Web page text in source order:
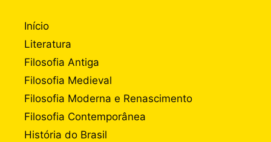
Início
Literatura
Filosofia Antiga
Filosofia Medieval
Filosofia Moderna e Renascimento
Filosofia Contemporânea
História do Brasil